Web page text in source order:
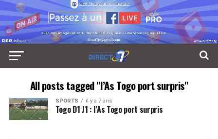
All posts tagged "l’As Togo port surpris"
SPORTS il y a 7 ans
Togo D1 J1 : l’As Togo port surpris